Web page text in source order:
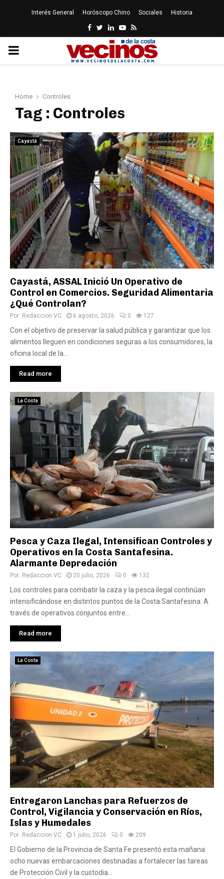
Interés General Horóscopo Chino Sociales Historia
Facebook
Twitter
LinkedinYoutube
Rss
PRIMARY
Home Controles
Tag : Controles
Cayastá
Cayastá, ASSAL Inició Un Operativo de
Control en Comercios. Seguridad Alimentaria
¿Qué Controlan?
Por: Redaccion VC 6 agosto, 2026 0 127
Con el objetivo de preservar la salud pública y garantizar que los
alimentos lleguen en condiciones seguras a los consumidores, la
oficina local de la...
Read more
La Costa
Pesca y Caza Ilegal, Intensifican Controles y
Operativos en la Costa Santafesina.
Alarmante Depredación
Por: Redaccion VC 20 julio, 2026 0 132
Los controles para combatir la caza y la pesca ilegal continúan
intensificándose en distintos puntos de la Costa Santafesina. A
través de operativos conjuntos entre...
Read more
La Costa
Entregaron Lanchas para Refuerzos de
Control, Vigilancia y Conservación en Ríos,
Islas y Humedales
Por: Redaccion VC 1 julio, 2026 0 209
El Gobierno de la Provincia de Santa Fe presentó esta mañana
ocho nuevas embarcaciones destinadas a fortalecer las tareas
de Protección Civil y la custodia...